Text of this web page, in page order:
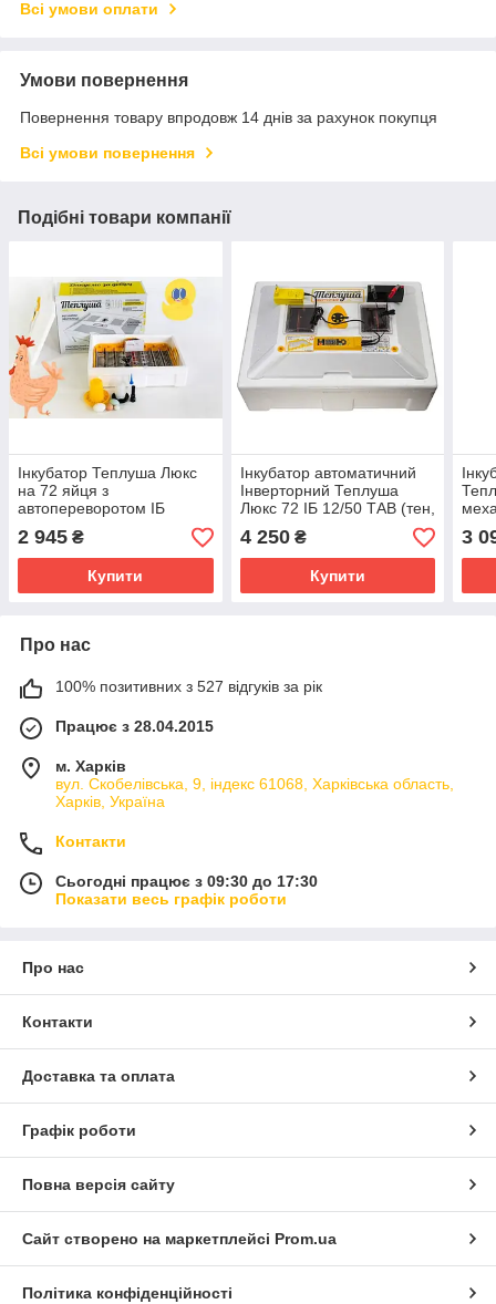
Всі умови оплати
Умови повернення
Повернення товару впродовж 14 днів за рахунок покупця
Всі умови повернення
Подібні товари компанії
Інкубатор Теплуша Люкс
на 72 яйця з
автопереворотом ІБ
220/50 ТА теновий
2 945 ₴
Купити
Інкубатор автоматичний
Інверторний Теплуша
Люкс 72 ІБ 12/50 ТАВ (тен,
вологомір+ вихід на 12В)
4 250₴
Купити
3
Про нас
100% позитивних з 527 відгуків за рік
Працює з 28.04.2015
м. Харків
вул. Скобелівська, 9, індекс 61068, Харківська область,
Харків, Україна
Контакти
Сьогодні працює з 09:30 до 17:30
Показати весь графік роботи
Про нас
Контакти
Доставка та оплата
Графік роботи
Повна версія сайту
Сайт створено на маркетплейсі Prom.ua
Політика конфіденційності